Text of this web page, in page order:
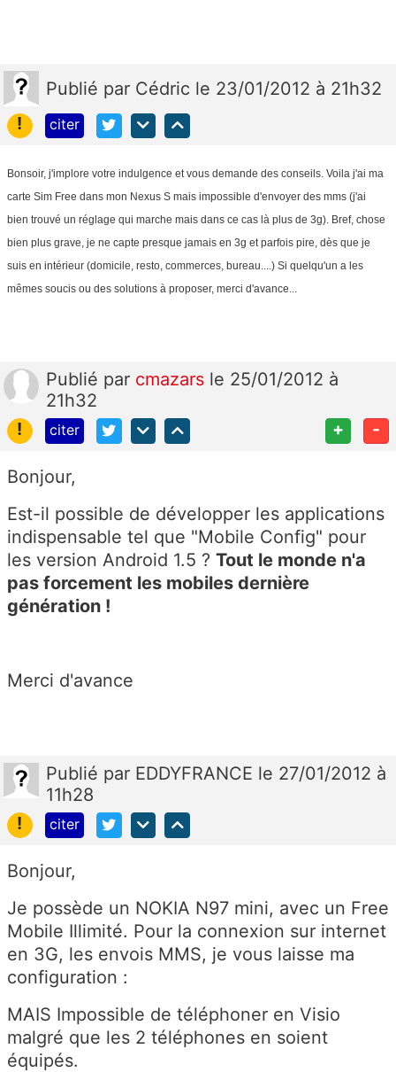
Publié par Cédric le 23/01/2012 à 21h32
!
citer
Bonsoir, j'implore votre indulgence et vous demande des conseils. Voila j'ai ma
carte Sim Free dans mon Nexus S mais impossible d'envoyer des mms (j'ai
bien trouvé un réglage qui marche mais dans ce cas là plus de 3g). Bref, chose
bien plus grave, je ne capte presque jamais en 3g et parfois pire, dès que je
suis en intérieur (domicile, resto, commerces, bureau....) Si quelqu'un a les
mêmes soucis ou des solutions à proposer, merci d'avance...
Publié par cmazars le 25/01/2012 à
21h32
!
citer + -
Bonjour,
Est-il possible de développer les applications
indispensable tel que "Mobile Config" pour
les version Android 1.5 ? Tout le monde n'a
pas forcement les mobiles dernière
génération !
Merci d'avance
Publié par EDDYFRANCE le 27/01/2012 à
11h28
!
citer
Bonjour,
Je possède un NOKIA N97 mini, avec un Free
Mobile Illimité. Pour la connexion sur internet
en 3G, les envois MMS, je vous laisse ma
configuration :
MAIS Impossible de téléphoner en Visio
malgré que les 2 téléphones en soient
équipés.